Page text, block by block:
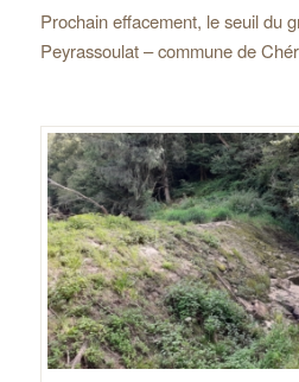
Prochain effacement, le seuil du
Peyrassoulat – commune de